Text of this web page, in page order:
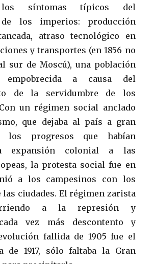
los síntomas típicos del
de los imperios: producción
atraso tecnológico en
y transportes (en 1856 no
sur de Moscú), una población
a causa del
de la servidumbre de los
un régimen social anclado
que dejaba al país a gran
los progresos que habían
expansión colonial a las
la protesta social fue en
a los campesinos con los
ciudades. El régimen zarista
a la represión y
vez más descontento y
fallida de 1905 fue el
de 1917, sólo faltaba la Gran